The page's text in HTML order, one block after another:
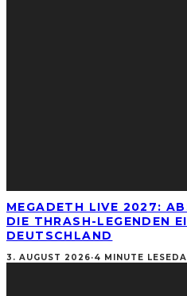
MEGADETH LIVE 2027:
DIE THRASH-LEGENDEN
DEUTSCHLAND
3. AUGUST 2026·4 MINUTE